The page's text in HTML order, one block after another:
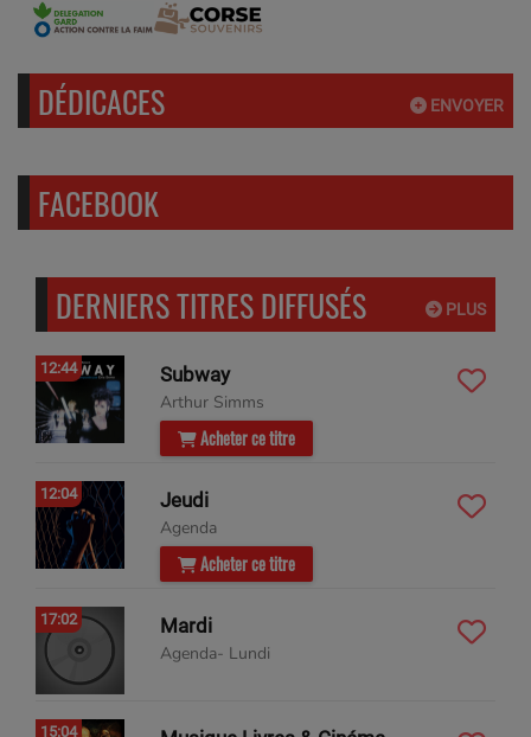
ENVOYER
DÉDICACES
FACEBOOK
PLUS
DERNIERS TITRES DIFFUSÉS
12:44 Subway
Arthur Simms
Acheter ce titre
12:04 Jeudi
Agenda
Acheter ce titre
17:02 Mardi
Agenda- Lundi
15:04